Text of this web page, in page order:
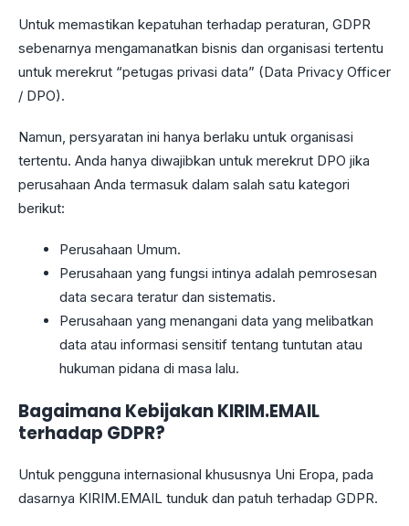
Untuk memastikan kepatuhan terhadap peraturan, GDPR
sebenarnya mengamanatkan bisnis dan organisasi tertentu
untuk merekrut “petugas privasi data” (Data Privacy Officer
/ DPO).
Namun, persyaratan ini hanya berlaku untuk organisasi
tertentu. Anda hanya diwajibkan untuk merekrut DPO jika
perusahaan Anda termasuk dalam salah satu kategori
berikut:
Perusahaan Umum.
Perusahaan yang fungsi intinya adalah pemrosesan
data secara teratur dan sistematis.
Perusahaan yang menangani data yang melibatkan
data atau informasi sensitif tentang tuntutan atau
hukuman pidana di masa lalu.
Bagaimana Kebijakan KIRIM.EMAIL
terhadap GDPR?
Untuk pengguna internasional khususnya Uni Eropa, pada
dasarnya KIRIM.EMAIL tunduk dan patuh terhadap GDPR.